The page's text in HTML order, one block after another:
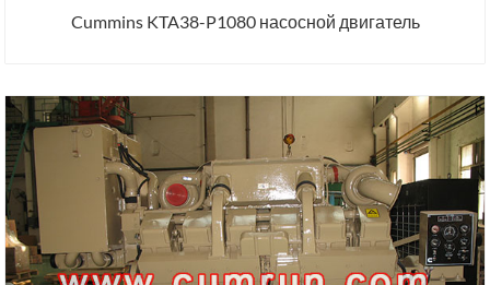
Cummins KTA38-P1080 насосной двигатель